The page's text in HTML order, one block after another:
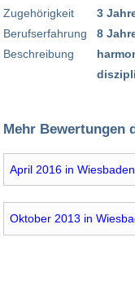
Zugehörigkeit
Berufserfahrung
Beschreibung
3
8
Mehr Bewertungen
April 2016 in Wiesbaden
Oktober 2013 in